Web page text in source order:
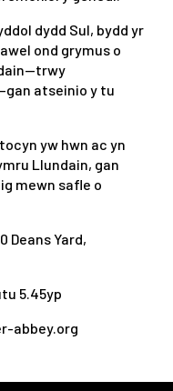
dydd Sul, bydd yr
ond grymus o
atseinio y tu
yw hwn ac yn
Llundain, gan
mewn safle o
Deans Yard,
5.45yp
abbey.org